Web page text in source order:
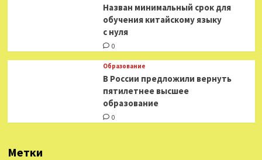
Назван минимальный срок для
обучения китайскому языку
с нуля
0
Образование
В России предложили вернуть
пятилетнее высшее
образование
0
Метки